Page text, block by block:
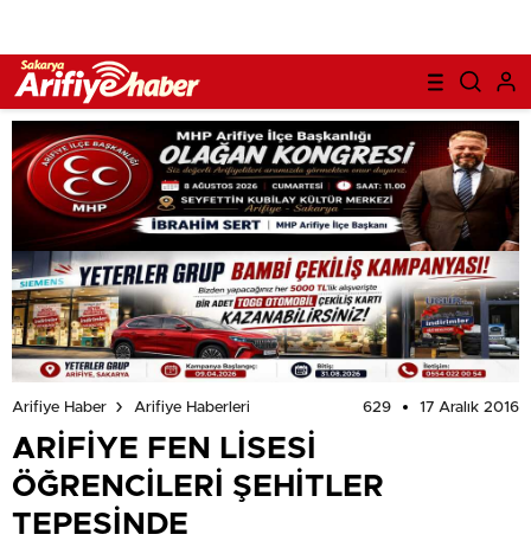
Arifiye Haber Arifiye Haberleri 629 17 Aralık 2016
ARİFİYE FEN LİSESİ
ÖĞRENCİLERİ ŞEHİTLER
TEPESİNDE